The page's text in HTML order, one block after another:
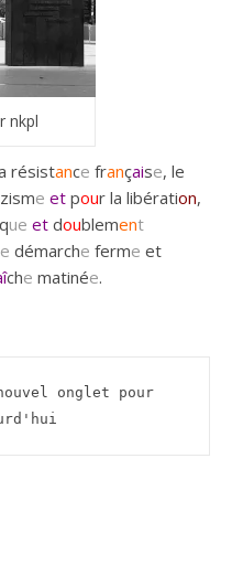
nkpl
résistance française, le
e et pour la libération,
ue et doublement
e démarche ferme et
che matinée.
onglet pour